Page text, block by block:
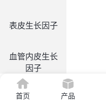
表皮生长因子
血管内皮生长
因子
集落刺激因子
首页 产品